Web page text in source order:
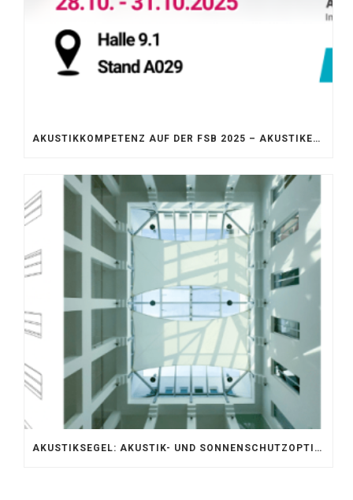
AKUSTIKKOMPETENZ AUF DER FSB 2025 – AKUSTIKELEMENTE FÜR DIE LEBENSRÄUME VON MORGEN
AKUSTIKSEGEL: AKUSTIK- UND SONNENSCHUTZOPTIMIERUNG IM ATRIUM DER UNIVERSITÄT BONN